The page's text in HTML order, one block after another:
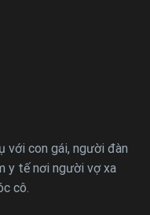
với con gái, người đàn
y tế nơi người vợ xa
cô.